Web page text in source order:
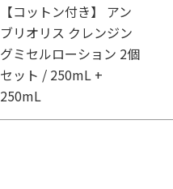
【コットン付き】 アン
ブリオリス クレンジン
グミセルローション 2個
セット / 250mL +
250mL